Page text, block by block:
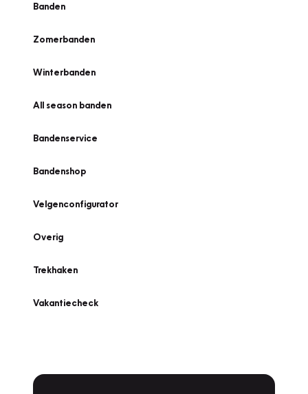
Banden
Zomerbanden
Winterbanden
All season banden
Bandenservice
Bandenshop
Velgenconfigurator
Overig
Trekhaken
Vakantiecheck